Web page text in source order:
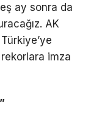
ay sonra da
AK
rekorlara imza